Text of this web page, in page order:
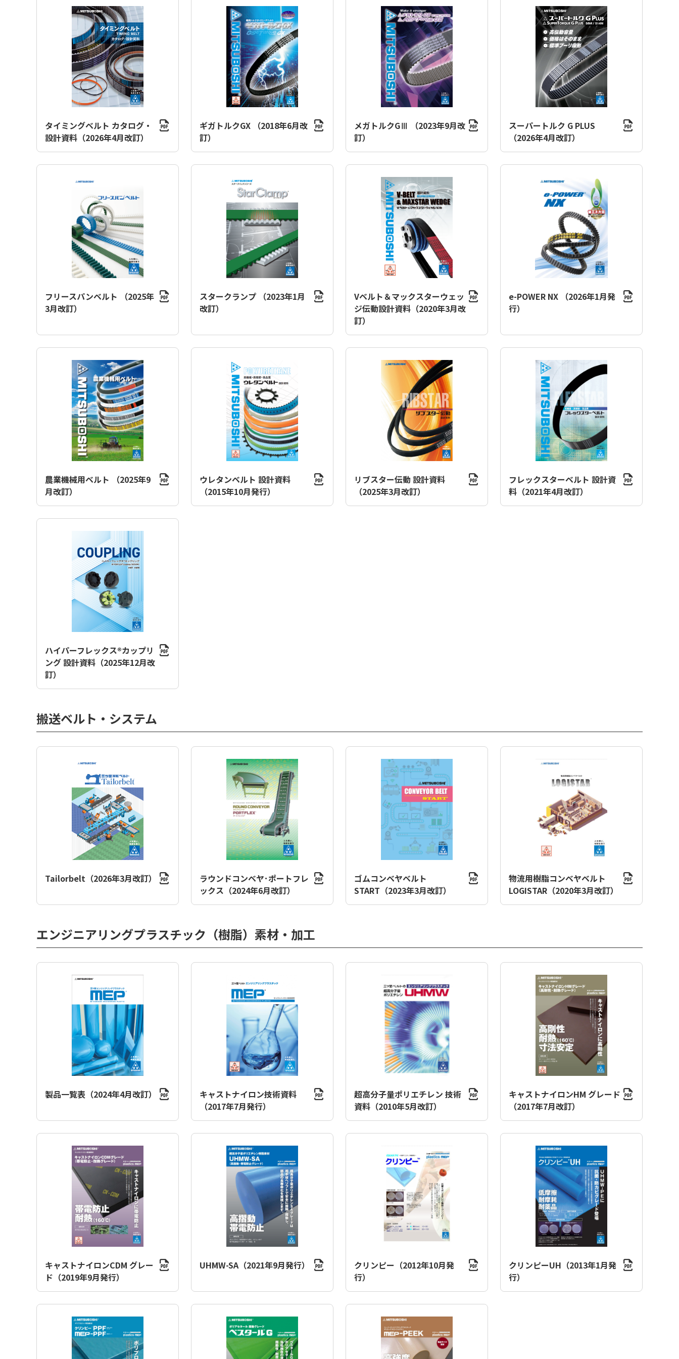
タイミングベルト カタログ・
設計資料（2026年4月改訂）
ギガトルクGX （2018年6月改
訂）
メガトルクGⅢ （2023年9月改
訂）
スーパートルク G PLUS
（2026年4月改訂）
フリースパンベルト （2025年
3月改訂）
スタークランプ （2023年1月
改訂）
Vベルト＆マックスターウェッ
ジ伝動設計資料（2020年3月改
訂）
e-POWER NX （2026年1月発
行）
農業機械用ベルト （2025年9
月改訂）
ウレタンベルト 設計資料
（2015年10月発行）
リブスター伝動 設計資料
（2025年3月改訂）
フレックスターベルト 設計資
料（2021年4月改訂）
ハイパーフレックス®カップリ
ング 設計資料（2025年12月改
訂）
搬送ベルト・システム
Tailorbelt（2026年3月改訂）
ラウンドコンベヤ･ポートフレ
ックス（2024年6月改訂）
ゴムコンベヤベルト
START（2023年3月改訂）
物流用樹脂コンベヤベルト
LOGISTAR（2020年3月改訂）
エンジニアリングプラスチック（樹脂）素材・加工
製品一覧表（2024年4月改訂）
キャストナイロン技術資料
（2017年7月発行）
超高分子量ポリエチレン 技術
資料（2010年5月改訂）
キャストナイロンHM グレード
（2017年7月改訂）
キャストナイロンCDM グレー
ド（2019年9月発行）
UHMW-SA（2021年9月発行）
クリンピー（2012年10月発
行）
クリンピーUH（2013年1月発
行）